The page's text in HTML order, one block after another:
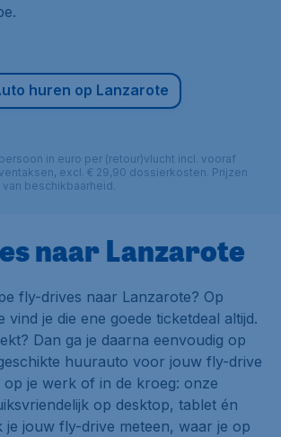
huren op Lanzarote
in euro per (retour)vlucht incl. vooraf
excl. € 29,90 dossierkosten. Prijzen
beschikbaarheid.
naar Lanzarote
fly-drives naar Lanzarote? Op
vind je die ene goede ticketdeal altijd.
Dan ga je daarna eenvoudig op
huurauto voor jouw fly-drive
op je werk of in de kroeg: onze
op desktop, tablet én
je jouw fly-drive meteen, waar je op